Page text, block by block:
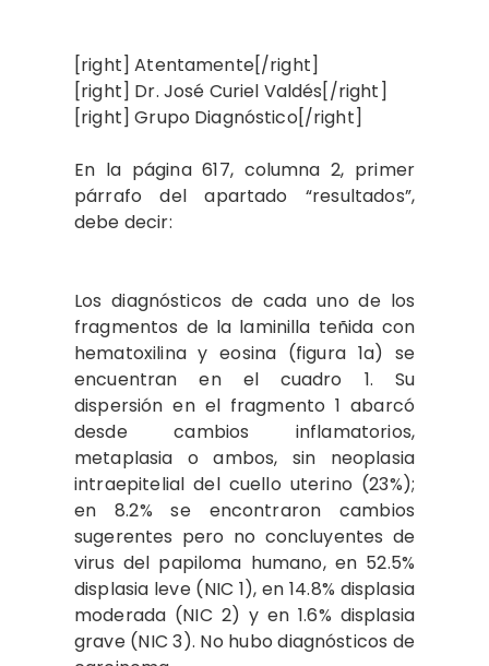
[right] Atentamente[/right]
[right] Dr. José Curiel Valdés[/right]
[right] Grupo Diagnóstico[/right]
En la página 617, columna 2, primer
párrafo del apartado “resultados”,
debe decir:
Los diagnósticos de cada uno de los
fragmentos de la laminilla teñida con
hematoxilina y eosina (figura 1a) se
encuentran en el cuadro 1. Su
dispersión en el fragmento 1 abarcó
desde cambios inflamatorios,
metaplasia o ambos, sin neoplasia
intraepitelial del cuello uterino (23%);
en 8.2% se encontraron cambios
sugerentes pero no concluyentes de
virus del papiloma humano, en 52.5%
displasia leve (NIC 1), en 14.8% displasia
moderada (NIC 2) y en 1.6% displasia
grave (NIC 3). No hubo diagnósticos de